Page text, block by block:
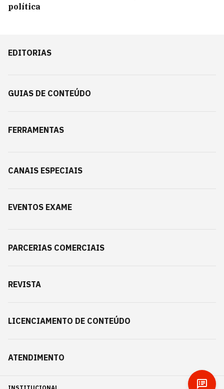
política
EDITORIAS
GUIAS DE CONTEÚDO
FERRAMENTAS
CANAIS ESPECIAIS
EVENTOS EXAME
PARCERIAS COMERCIAIS
REVISTA
LICENCIAMENTO DE CONTEÚDO
ATENDIMENTO